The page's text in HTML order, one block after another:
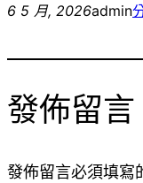
6 5 月, 2026admin
發佈留言
發佈留言必須填寫